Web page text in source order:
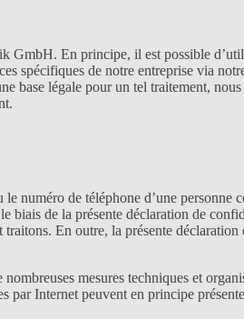
En principe, il est possible
spécifiques de notre entreprise via
base légale pour un tel traitement,
numéro de téléphone d’une
de la présente déclaration de
En outre, la présente
mesures techniques et
Internet peuvent en principe